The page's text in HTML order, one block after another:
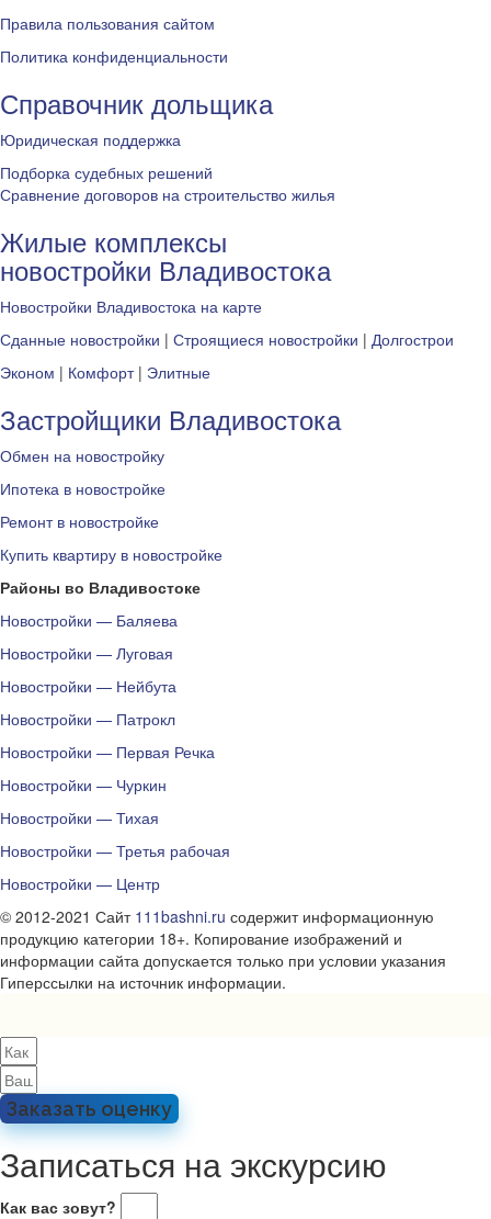
Правила пользования сайтом
Политика конфиденциальности
Справочник дольщика
Юридическая поддержка
Подборка судебных решений
Сравнение договоров на строительство жилья
Жилые комплексы
новостройки Владивостока
Новостройки Владивостока на карте
Сданные новостройки | Строящиеся новостройки | Долгострои
Эконом | Комфорт| Элитные
Застройщики Владивостока
Обмен на новостройку
Ипотека в новостройке
Ремонт в новостройке
Купить квартиру в новостройке
Районы во Владивостоке
Новостройки — Баляева
Новостройки — Луговая
Новостройки — Нейбута
Новостройки — Патрокл
Новостройки — Первая Речка
Новостройки — Чуркин
Новостройки — Тихая
Новостройки — Третья рабочая
Новостройки — Центр
© 2012-2021 Сайт 111bashni.ru содержит информационную
продукцию категории 18+. Копирование изображений и
информации сайта допускается только при условии указания
Гиперссылки на источник информации.
Заказать оценку
Записаться на экскурсию
Как вас зовут?